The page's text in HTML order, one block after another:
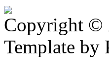
Copyright ©
Template by